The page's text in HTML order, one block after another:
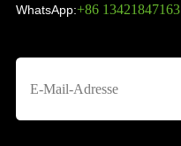
WhatsApp:+86 13421847163